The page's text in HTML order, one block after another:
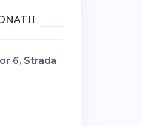
6, Strada